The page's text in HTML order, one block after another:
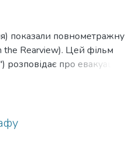
показали повнометражну
the Rearview). Цей фільм
про евакуацію